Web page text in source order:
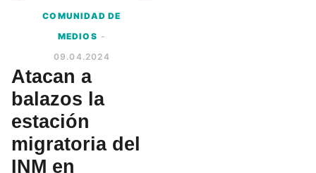
COMUNIDAD DE
MEDIOS -
09.04.2024
Atacan a
balazos la
estación
migratoria del
INM en